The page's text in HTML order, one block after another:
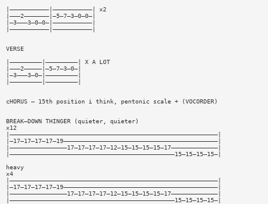
|———————————|———————————| x2
|———2———————|—5—7—3—0—0—|
|—3———3—0—0—|———————————|
|———————————|———————————|
VERSE
|—————————|—————————| X A LOT
|———2—————|—5—7—3—0—|
|—3———3—0—|—————————|
|—————————|—————————|
cHORUS — 15th position i think, pentonic scale + (VOCORDER)
BREAK—DOWN THINGER (quieter, quieter)
x12
|——————————————————————————————————————————————————————————|
|—17—17—17—17—19———————————————————————————————————————————|
|————————————————17—17—17—17—12—15—15—15—15—17—————————————|
|——————————————————————————————————————————————15—15—15—15—|
heavy
x4
|——————————————————————————————————————————————————————————|
|—17—17—17—17—19———————————————————————————————————————————|
|————————————————17—17—17—17—12—15—15—15—15—17—————————————|
|——————————————————————————————————————————————15—15—15—15—|